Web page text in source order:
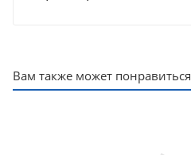
Вам также может понравиться